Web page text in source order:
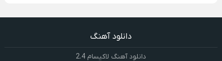
دانلود آهنگ
دانلود آهنگ لاکیسام 2.4